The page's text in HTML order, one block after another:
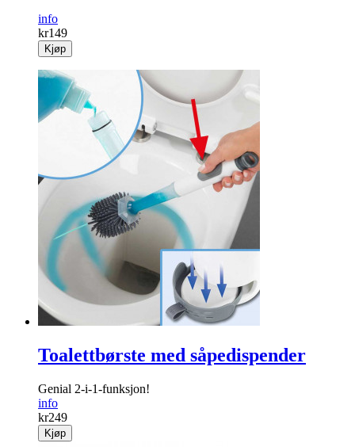
info
kr149
Kjøp
Toalettbørste med såpedispender
Genial 2-i-1-funksjon!
info
kr249
Kjøp